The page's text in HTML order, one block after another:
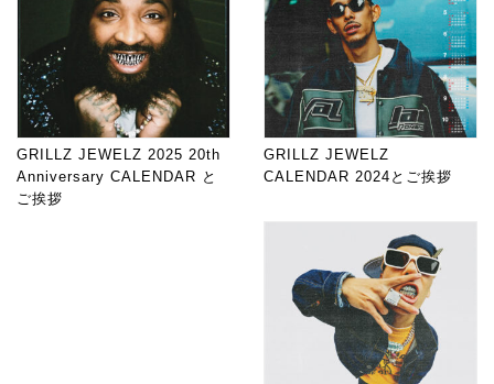
GRILLZ JEWELZ 2025 20th
Anniversary CALENDAR と
ご挨拶
GRILLZ JEWELZ
CALENDAR 2024とご挨拶